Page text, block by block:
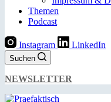
Themen
Podcast
Instagram LinkedIn
Suchen
NEWSLETTER